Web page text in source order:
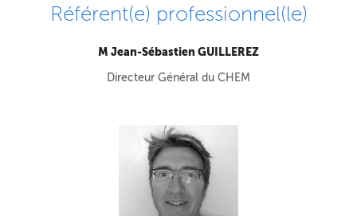
Référent(e) professionnel(le)
M Jean-Sébastien GUILLEREZ
Directeur Général du CHEM